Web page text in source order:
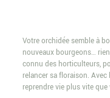
Votre orchidée semble à
nouveaux bourgeons…
connu des horticulteurs,
relancer sa floraison.
reprendre vie plus vite que